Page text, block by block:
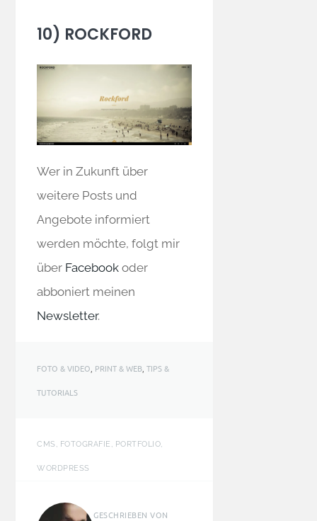
10) ROCKFORD
Wer in Zukunft über
weitere Posts und
Angebote informiert
werden möchte, folgt mir
über Facebook oder
abboniert meinen
Newsletter.
FOTO & VIDEO PRINT & WEB ,TIPS &
TUTORIALS
CMS, FOTOGRAFIE, PORTFOLIO,
WORDPRESS
GESCHRIEBEN VON